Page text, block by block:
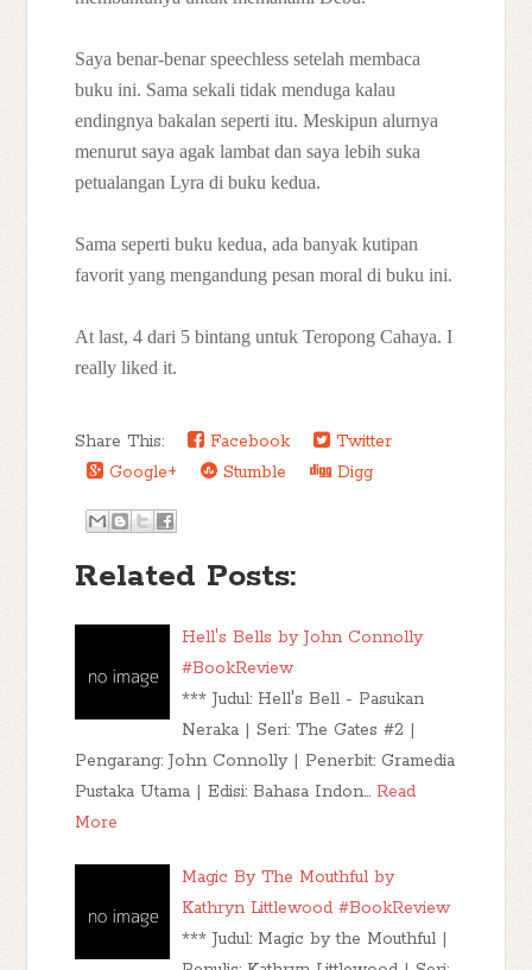
Saya benar-benar speechless setelah membaca
buku ini. Sama sekali tidak menduga kalau
endingnya bakalan seperti itu. Meskipun alurnya
menurut saya agak lambat dan saya lebih suka
petualangan Lyra di buku kedua.
Sama seperti buku kedua, ada banyak kutipan
favorit yang mengandung pesan moral di buku ini.
At last, 4 dari 5 bintang untuk Teropong Cahaya. I
really liked it.
Share This: Facebook
Twitter
Google+
Stumble Digg
Related Posts:
Hell's Bells by John Connolly
#BookReview
*** Judul: Hell's Bell - Pasukan
Neraka | Seri: The Gates #2 |
Pengarang: John Connolly | Penerbit: Gramedia
Pustaka Utama | Edisi: Bahasa Indon… Read
More
Magic By The Mouthful by
Kathryn Littlewood #BookReview
*** Judul: Magic by the Mouthful |